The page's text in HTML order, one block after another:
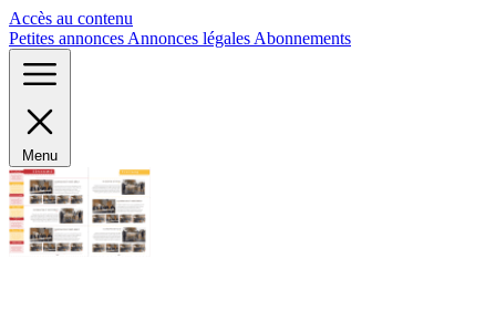
Accès au contenu
Petites annonces Annonces légales Abonnements
Menu
Panneau de gestion des cookies